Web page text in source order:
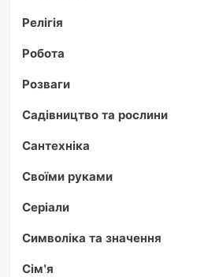
Релігія
Робота
Розваги
Садівництво та рослини
Сантехніка
Своїми руками
Серіали
Символіка та значення
Сім'я